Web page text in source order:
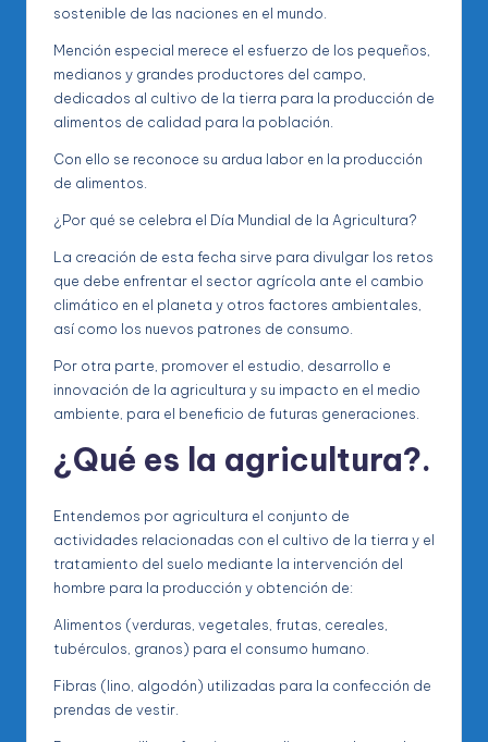
sostenible de las naciones en el mundo.
Mención especial merece el esfuerzo de los pequeños,
medianos y grandes productores del campo,
dedicados al cultivo de la tierra para la producción de
alimentos de calidad para la población.
Con ello se reconoce su ardua labor en la producción
de alimentos.
¿Por qué se celebra el Día Mundial de la Agricultura?
La creación de esta fecha sirve para divulgar los retos
que debe enfrentar el sector agrícola ante el cambio
climático en el planeta y otros factores ambientales,
así como los nuevos patrones de consumo.
Por otra parte, promover el estudio, desarrollo e
innovación de la agricultura y su impacto en el medio
ambiente, para el beneficio de futuras generaciones.
¿Qué es la agricultura?.
Entendemos por agricultura el conjunto de
actividades relacionadas con el cultivo de la tierra y el
tratamiento del suelo mediante la intervención del
hombre para la producción y obtención de:
Alimentos (verduras, vegetales, frutas, cereales,
tubérculos, granos) para el consumo humano.
Fibras (lino, algodón) utilizadas para la confección de
prendas de vestir.